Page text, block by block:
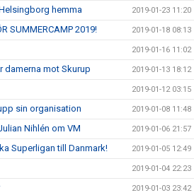
hemma 2019-01-23 11:20
SUMMERCAMP 2019! 2019-01-18 08:13
2019-01-16 11:02
damerna mot Skurup 2019-01-13 18:12
2019-01-12 03:15
sin organisation 2019-01-08 11:48
Nihlén om VM 2019-01-06 21:57
Superligan till Danmark! 2019-01-05 12:49
2019-01-04 22:23
2019-01-03 23:42